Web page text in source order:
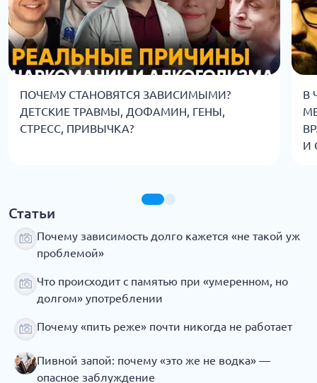
ПОЧЕМУ СТАНОВЯТСЯ ЗАВИСИМЫМИ?
ДЕТСКИЕ ТРАВМЫ, ДОФАМИН, ГЕНЫ,
СТРЕСС, ПРИВЫЧКА?
В
И
Статьи
Почему зависимость долго кажется «не такой уж
проблемой»
Что происходит с памятью при «умеренном, но
долгом» употреблении
Почему «пить реже» почти никогда не работает
Пивной запой: почему «это же не водка» —
опасное заблуждение